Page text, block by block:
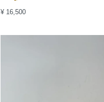
¥ 16,500